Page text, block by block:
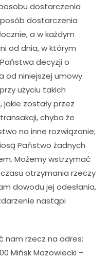
dostarczenia
dostarczenia
a w każdym
od dnia, w którym
decyzji o
od niniejszej umowy.
użyciu takich
zostały przez
chyba że
na inne rozwiązanie;
Państwo żadnych
Możemy wstrzymać
otrzymania rzeczy
dowodu jej odesłania,
nastąpi
nam rzecz na adres:
Mińsk Mazowiecki –